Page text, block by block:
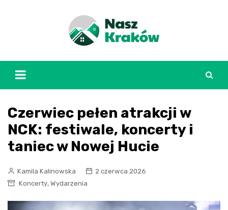
Czerwiec pełen atrakcji w
NCK: festiwale, koncerty i
taniec w Nowej Hucie
Kamila Kalinowska
2 czerwca 2026
Koncerty, Wydarzenia